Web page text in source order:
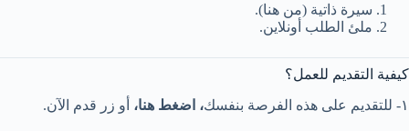
سيرة ذاتية (من هنا).
ملئ الطلب أونلاين.
كيفية التقديم للعمل؟
١- للتقديم على هذه الفرصة بنفسك
، اضغط هنا، أو زر قدم الآن.